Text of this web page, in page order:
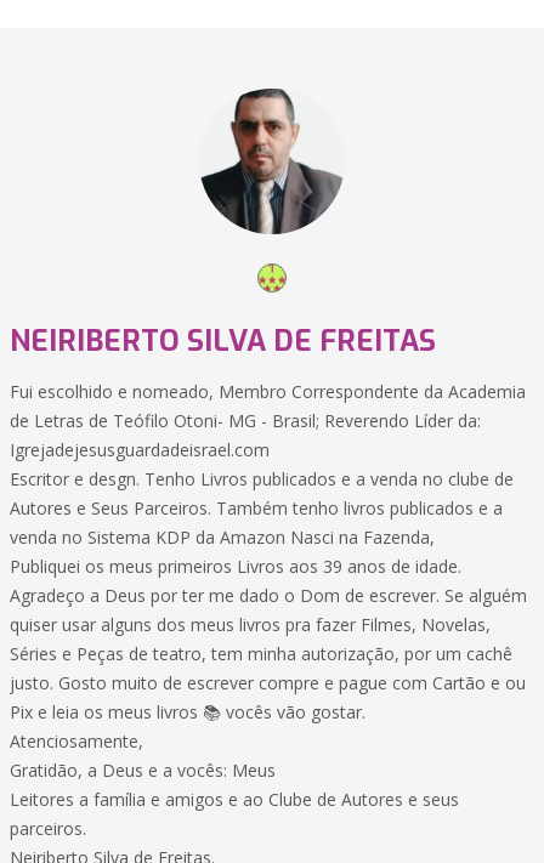
NEIRIBERTO SILVA DE FREITAS
Fui escolhido e nomeado, Membro Correspondente da Academia
de Letras de Teófilo Otoni- MG - Brasil; Reverendo Líder da:
Igrejadejesusguardadeisrael.com
Escritor e desgn. Tenho Livros publicados e a venda no clube de
Autores e Seus Parceiros. Também tenho livros publicados e a
venda no Sistema KDP da Amazon Nasci na Fazenda,
Publiquei os meus primeiros Livros aos 39 anos de idade.
Agradeço a Deus por ter me dado o Dom de escrever. Se alguém
quiser usar alguns dos meus livros pra fazer Filmes, Novelas,
Séries e Peças de teatro, tem minha autorização, por um cachê
justo. Gosto muito de escrever compre e pague com Cartão e ou
Pix e leia os meus livros 📚 vocês vão gostar.
Atenciosamente,
Gratidão, a Deus e a vocês: Meus
Leitores a família e amigos e ao Clube de Autores e seus
parceiros.
Neiriberto Silva de Freitas.